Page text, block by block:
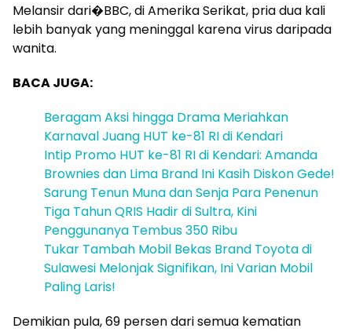
Melansir dari�BBC, di Amerika Serikat, pria dua kali
lebih banyak yang meninggal karena virus daripada
wanita.
BACA JUGA:
Beragam Aksi hingga Drama Meriahkan
Karnaval Juang HUT ke-81 RI di Kendari
Intip Promo HUT ke-81 RI di Kendari: Amanda
Brownies dan Lima Brand Ini Kasih Diskon Gede!
Sarung Tenun Muna dan Senja Para Penenun
Tiga Tahun QRIS Hadir di Sultra, Kini
Penggunanya Tembus 350 Ribu
Tukar Tambah Mobil Bekas Brand Toyota di
Sulawesi Melonjak Signifikan, Ini Varian Mobil
Paling Laris!
Demikian pula, 69 persen dari semua kematian